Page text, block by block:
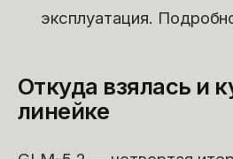
эксплуатация.
Откуда взялась и
линейке